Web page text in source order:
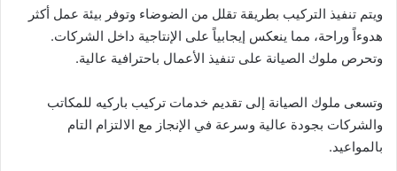
ويتم تنفيذ التركيب بطريقة تقلل من الضوضاء وتوفر بيئة عمل أكثر
هدوءاً وراحة، مما ينعكس إيجابياً على الإنتاجية داخل الشركات.
وتحرص ملوك الصيانة على تنفيذ الأعمال باحترافية عالية.
وتسعى ملوك الصيانة إلى تقديم خدمات تركيب باركيه للمكاتب
والشركات بجودة عالية وسرعة في الإنجاز مع الالتزام التام
بالمواعيد.